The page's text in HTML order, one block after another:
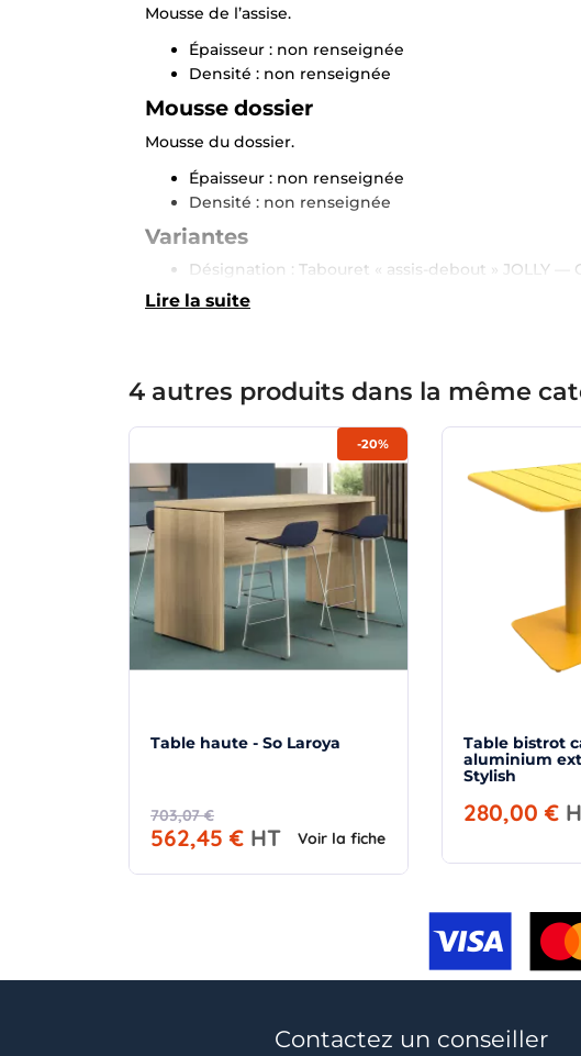
Mousse de l’assise.
Épaisseur : non renseignée
Densité : non renseignée
Mousse dossier
Mousse du dossier.
Épaisseur : non renseignée
Densité : non renseignée
Variantes
Désignation : Tabouret « assis-debout » JOLLY —
Lire la suite
4 autres produits dans la même
Table haute - So Laroya
703,07 €
562,45 € HT Voir la fiche
-20%
Table bistrot
aluminium
Stylish
280,00 €
Contactez un conseiller